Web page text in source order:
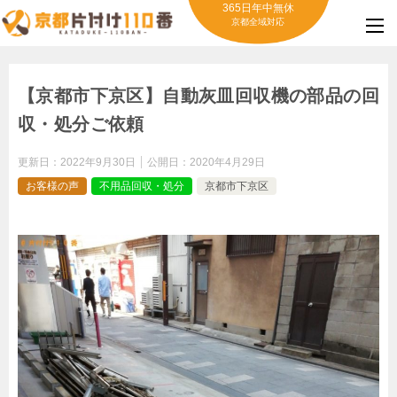
365日年中無休
京都全域対応
【京都市下京区】自動灰皿回収機の部品の回
収・処分ご依頼
更新日： 2022年9月30日 公開日： 2020年4月29日
お客様の声
不用品回収・処分 京都市下京区